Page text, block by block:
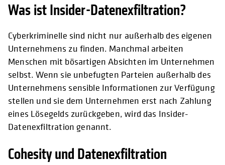
Was ist Insider-Datenexfiltration?
Cyberkriminelle sind nicht nur außerhalb des eigenen
Unternehmens zu finden. Manchmal arbeiten
Menschen mit bösartigen Absichten im Unternehmen
selbst. Wenn sie unbefugten Parteien außerhalb des
Unternehmens sensible Informationen zur Verfügung
stellen und sie dem Unternehmen erst nach Zahlung
eines Lösegelds zurückgeben, wird das Insider-
Datenexfiltration genannt.
Cohesity und Datenexfiltration